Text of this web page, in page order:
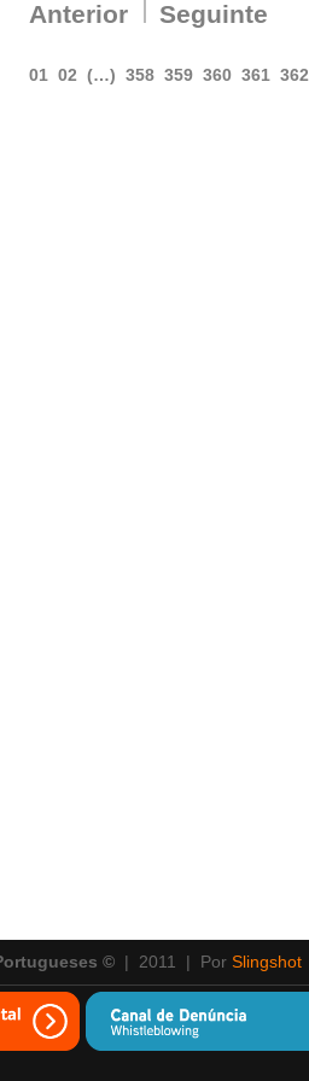
Anterior Seguinte
01 02 (…) 358 359 360 361 362
© | 2011 | Por Slingshot